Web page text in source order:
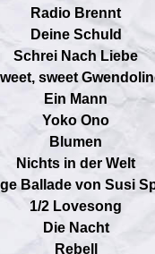
Radio Brennt
Deine Schuld
Schrei Nach Liebe
sweet
Ein Mann
Yoko Ono
Blumen
Nichts in der Welt
Ballade von Susi
1/2 Lovesong
Die Nacht
Rebell